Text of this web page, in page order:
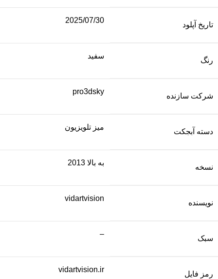
تاریخ آپلود
2025/07/30
رنگ
سفید
شرکت سازنده
pro3dsky
دسته آبجکت
میز تلویزیون
نسخه
به بالا 2013
نویسنده
vidartvision
سبک
–
رمز فایل
vidartvision.ir